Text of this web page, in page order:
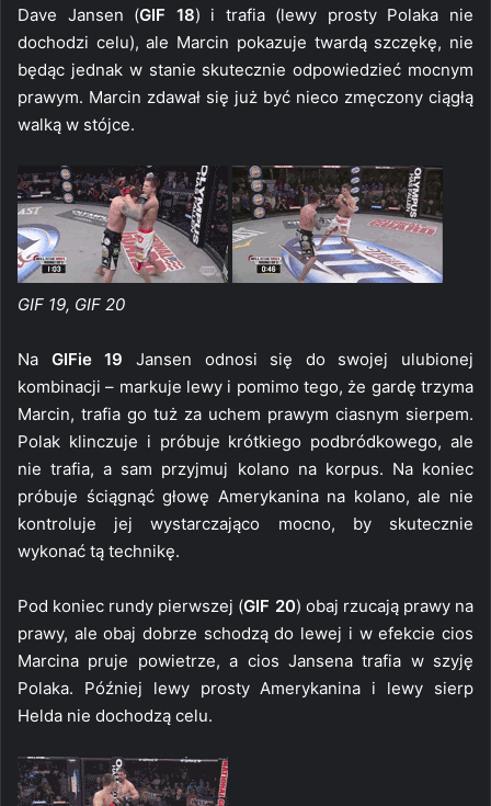
Dave Jansen (GIF 18) i trafia (lewy prosty Polaka nie
dochodzi celu), ale Marcin pokazuje twardą szczękę, nie
będąc jednak w stanie skutecznie odpowiedzieć mocnym
prawym. Marcin zdawał się już być nieco zmęczony ciągłą
walką w stójce.
GIF 19, GIF 20
Na GIFie 19 Jansen odnosi się do swojej ulubionej
kombinacji – markuje lewy i pomimo tego, że gardę trzyma
Marcin, trafia go tuż za uchem prawym ciasnym sierpem.
Polak klinczuje i próbuje krótkiego podbródkowego, ale
nie trafia, a sam przyjmuj kolano na korpus. Na koniec
próbuje ściągnąć głowę Amerykanina na kolano, ale nie
kontroluje jej wystarczająco mocno, by skutecznie
wykonać tą technikę.
Pod koniec rundy pierwszej (GIF 20) obaj rzucają prawy na
prawy, ale obaj dobrze schodzą do lewej i w efekcie cios
Marcina pruje powietrze, a cios Jansena trafia w szyję
Polaka. Później lewy prosty Amerykanina i lewy sierp
Helda nie dochodzą celu.